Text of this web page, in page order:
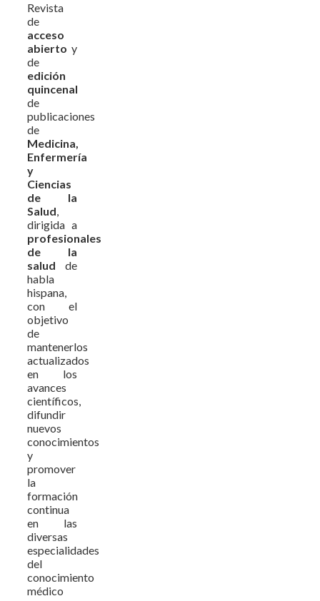
Revista
de
acceso
abierto y
de
edición
quincenal
de
publicaciones
de
Medicina,
Enfermería
y
Ciencias
de la
Salud,
dirigida a
profesionales
de la
salud de
habla
hispana,
con el
objetivo
de
mantenerlos
actualizados
en los
avances
científicos,
difundir
nuevos
conocimientos
y
promover
la
formación
continua
en las
diversas
especialidades
del
conocimiento
médico